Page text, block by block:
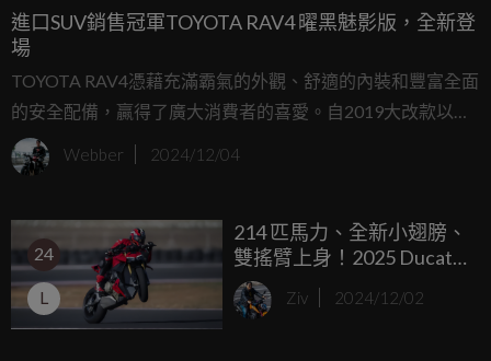
進口SUV銷售冠軍TOYOTA RAV4 曜黑魅影版，全新登
場
TOYOTA RAV4憑藉充滿霸氣的外觀、舒適的內裝和豐富全面
的安全配備，贏得了廣大消費者的喜愛。自2019大改款以
來，累計銷售已超過13萬台，2024年度銷售台數亦超過
17,000台，穩居台灣進口休旅車銷售冠軍。為回饋市場，總
時尚的設計風格，鎖定追求個性化外觀及精準操駕感受的客
群，提供消費者更多元的選擇。
Webber 2024/12/04
24
L
214 匹馬力、全新小翅膀、
雙搖臂上身！2025 Ducati
Streetfighter V4 街頭霸王
進化登場
Ziv 2024/12/02